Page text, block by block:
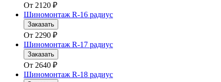
От 2120 ₽
Шиномонтаж R-16 радиус
Заказать
От 2290 ₽
Шиномонтаж R-17 радиус
Заказать
От 2640 ₽
Шиномонтаж R-18 радиус